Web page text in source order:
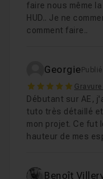
faire nous même
HUD.. Je ne
comment faire..
Georgie
5
Débutant sur AE,
tuto très détaillé
mon projet. Ce fut
hauteur de mes
Benoît